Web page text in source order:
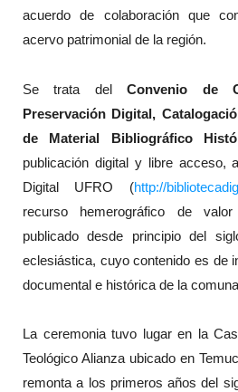
acuerdo de colaboración que
acervo patrimonial de la región.
Se trata delConvenio de
Preservación Digital,
de Material Bibliográfico
publicación digital y libre acceso,
Digital UFRO (http://
recurso hemerográfico de
publicado desde principio del
eclesiástica, cuyo contenido es de
documental e histórica de la
La ceremonia tuvo lugar en la
Teológico Alianza ubicado en
remonta a los primeros años del